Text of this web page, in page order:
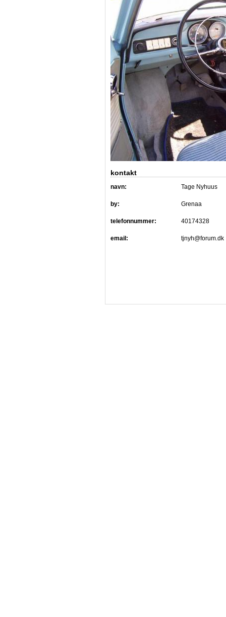
kontakt
navn: Tage Nyhuus
by: Grenaa
telefonnummer: 40174328
email: tjnyh@forum.dk